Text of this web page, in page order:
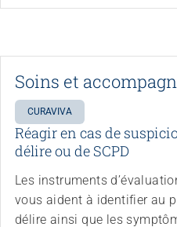
Soins et
CURAVIVA
Réagir en cas de
délire ou de SCPD
Les instruments
vous aident à identifier au
délire ainsi que les